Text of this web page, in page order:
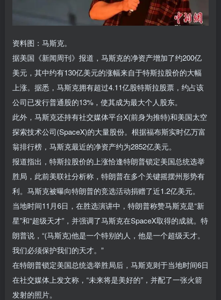
资料图：马斯克。
据美国《新闻周刊》报道，马斯克的净资产增加了约200亿
美元，其中约有130亿美元的涨幅来自于特斯拉股价的大幅
上涨。据悉，马斯克拥有超过4.11亿股特斯拉股票，约占该
公司已发行普通股的13%，使其成为最大个人股东。
此外，马斯克还持有社交媒体平台X(前身为推特)和美国太空
探索技术公司(SpaceX)的大量股份。根据福布斯实时亿万富
翁排行榜，马斯克最近的净资产约为2852亿美元。
报道指出，特斯拉股价的上涨恰逢特朗普锁定美国总统选举
胜局，此前美联社分析称，特朗普在多个关键摇摆州形势有
利。马斯克被曝向特朗普的竞选活动捐赠了近1.2亿美元。
当地时间11月6日，在胜选演讲中，特朗普称赞马斯克是“新
星”和“超级天才”，并强调了马斯克在SpaceX取得的成就。特
朗普说，“(马斯克)他是一个特别的人，他是一个超级天才。
我们必须保护我们的天才。”
在特朗普锁定美国总统选举胜局后，马斯克则于当地时间6日
在社交媒体上发文称，“未来将是美好的”，并配了一张火箭
发射的照片。